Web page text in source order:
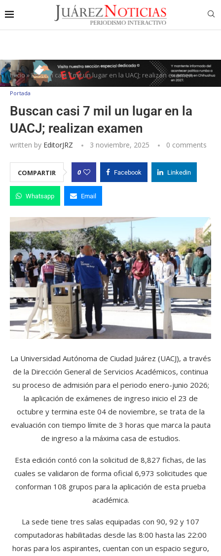
Inicio»Buscan casi 7 mil un lugar en la UACJ; realizan examen
Portada
Buscan casi 7 mil un lugar en la
UACJ; realizan examen
written by EditorJRZ 3 noviembre, 2025 0 comments
COMPARTIR 0 Facebook Linkedin
Whatsapp Email
La Universidad Autónoma de Ciudad Juárez (UACJ), a través
de la Dirección General de Servicios Académicos, continua
su proceso de admisión para el periodo enero-junio 2026;
la aplicación de exámenes de ingreso inicio el 23 de
octubre y termina este 04 de noviembre, se trata de la
evaluación con tiempo límite de 3 horas que marca la pauta
de ingreso a la máxima casa de estudios.
Esta edición contó con la solicitud de 8,827 fichas, de las
cuales se validaron de forma oficial 6,973 solicitudes que
conforman 108 grupos para la aplicación de esta prueba
académica.
La sede tiene tres salas equipadas con 90, 92 y 107
computadoras habilitadas desde las 8:00 hasta las 22:00
horas para los aspirantes, cuentan con un espacio seguro,